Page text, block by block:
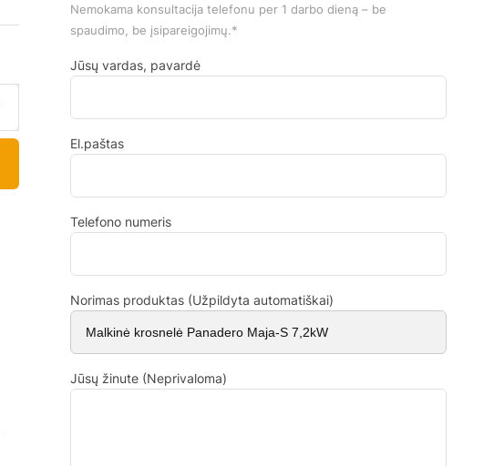
Nemokama konsultacija telefonu per 1 darbo dieną – be
spaudimo, be įsipareigojimų.*
Jūsų vardas, pavardė
El.paštas
Telefono numeris
Norimas produktas (Užpildyta automatiškai)
Jūsų žinute (Neprivaloma)